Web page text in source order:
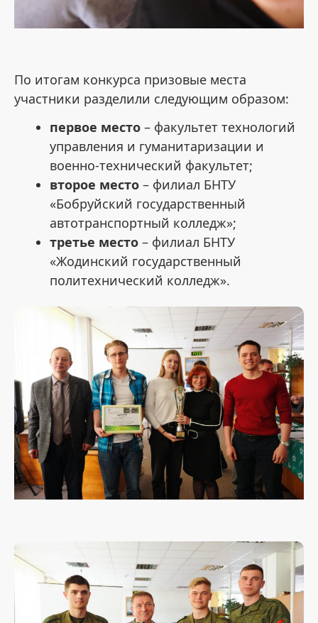
По итогам конкурса призовые места
участники разделили следующим образом:
первое место – факультет технологий
управления и гуманитаризации и
военно-технический факультет;
второе место – филиал БНТУ
«Бобруйский государственный
автотранспортный колледж»;
третье место – филиал БНТУ
«Жодинский государственный
политехнический колледж».